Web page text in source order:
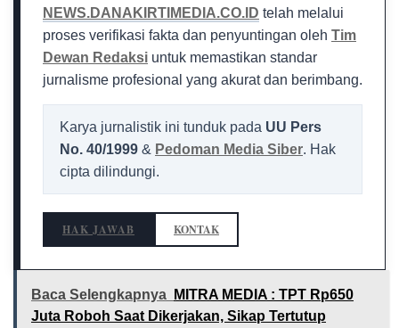
NEWS.DANAKIRTIMEDIA.CO.ID telah melalui
proses verifikasi fakta dan penyuntingan oleh Tim
Dewan Redaksi untuk memastikan standar
jurnalisme profesional yang akurat dan berimbang.
Karya jurnalistik ini tunduk pada UU Pers
No. 40/1999 & Pedoman Media Siber. Hak
cipta dilindungi.
HAK JAWAB KONTAK
Baca Selengkapnya
MITRA MEDIA : TPT Rp650
Juta Roboh Saat Dikerjakan, Sikap Tertutup